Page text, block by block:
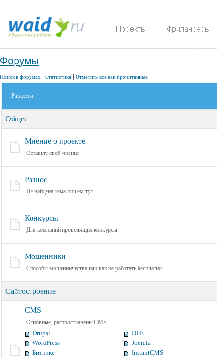
Форумы
Поиск в форумах | Статистика | Отметить все как прочитанные
Разделы
Общее
Мнение о проекте
Оставьте своё мнение
Разное
Не найдена тема пишем тут.
Конкурсы
Для компаний проводящих конкурсы
Мошенники
Способы мошенничества или как не работать бесплатно
Сайтостроение
CMS
Основные, распространены CMS
Drupal
DLE
WordPress
Joomla
Битрикс
InstantCMS